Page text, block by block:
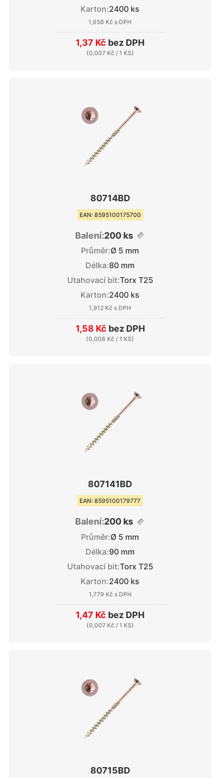
Karton:2400 ks
1,658 Kč s DPH
1,37 Kč bez DPH
(0,007 Kč / 1 KS)
80714BD
EAN: 8595100175700
Balení:200 ks
Průměr:Ø 5 mm
Délka:80 mm
Utahovací bit:Torx T25
Karton:2400 ks
1,912 Kč s DPH
1,58 Kč bez DPH
(0,008 Kč / 1 KS)
807141BD
EAN: 8595100179777
Balení:200 ks
Průměr:Ø 5 mm
Délka:90 mm
Utahovací bit:Torx T25
Karton:2400 ks
1,779 Kč s DPH
1,47 Kč bez DPH
(0,007 Kč / 1 KS)
80715BD